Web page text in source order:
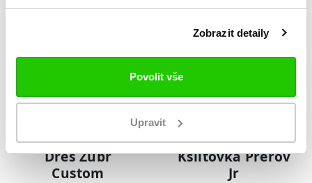
Zobrazit detaily
Povolit vše
Upravit
Dres Zubr
Custom
Kšiltovka Přerov
Jr